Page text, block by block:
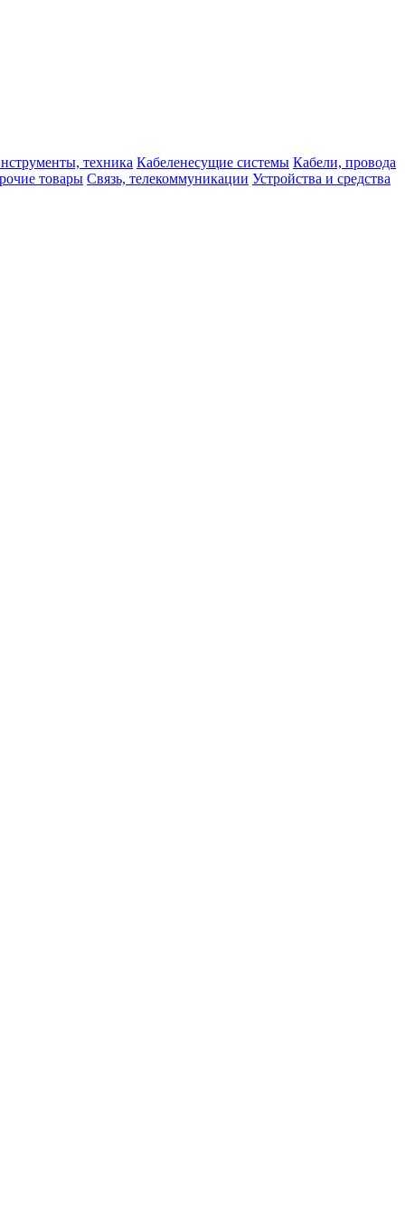
техника Кабеленесущие системы Кабели, провода
товары Связь, телекоммуникации Устройства и средства